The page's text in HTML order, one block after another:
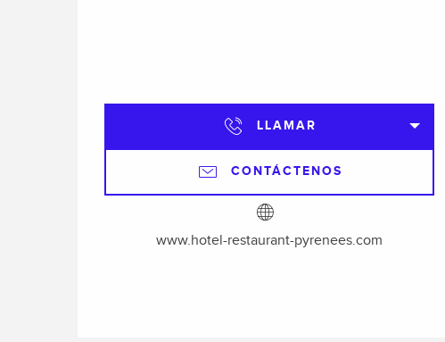
LLAMAR
CONTÁCTENOS
www.hotel-restaurant-pyrenees.com